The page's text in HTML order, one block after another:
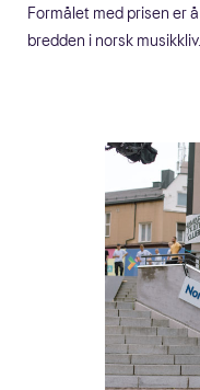
Formålet med prisen er
bredden i norsk musikkliv.